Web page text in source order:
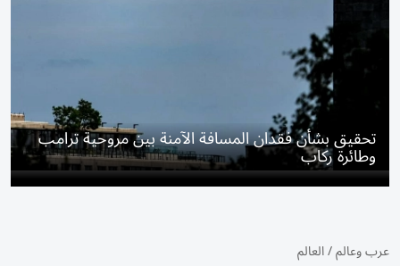
تحقيق بشأن فقدان المسافة الآمنة بين مروحية ترامب
وطائرة ركاب
عرب وعالم/العالم